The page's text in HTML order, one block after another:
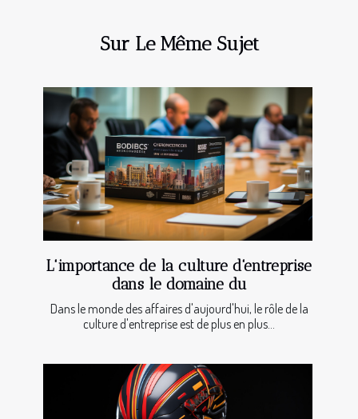
Sur Le Même Sujet
L'importance de la culture d'entreprise
dans le domaine du
Dans le monde des affaires d'aujourd'hui, le rôle de la
culture d'entreprise est de plus en plus...